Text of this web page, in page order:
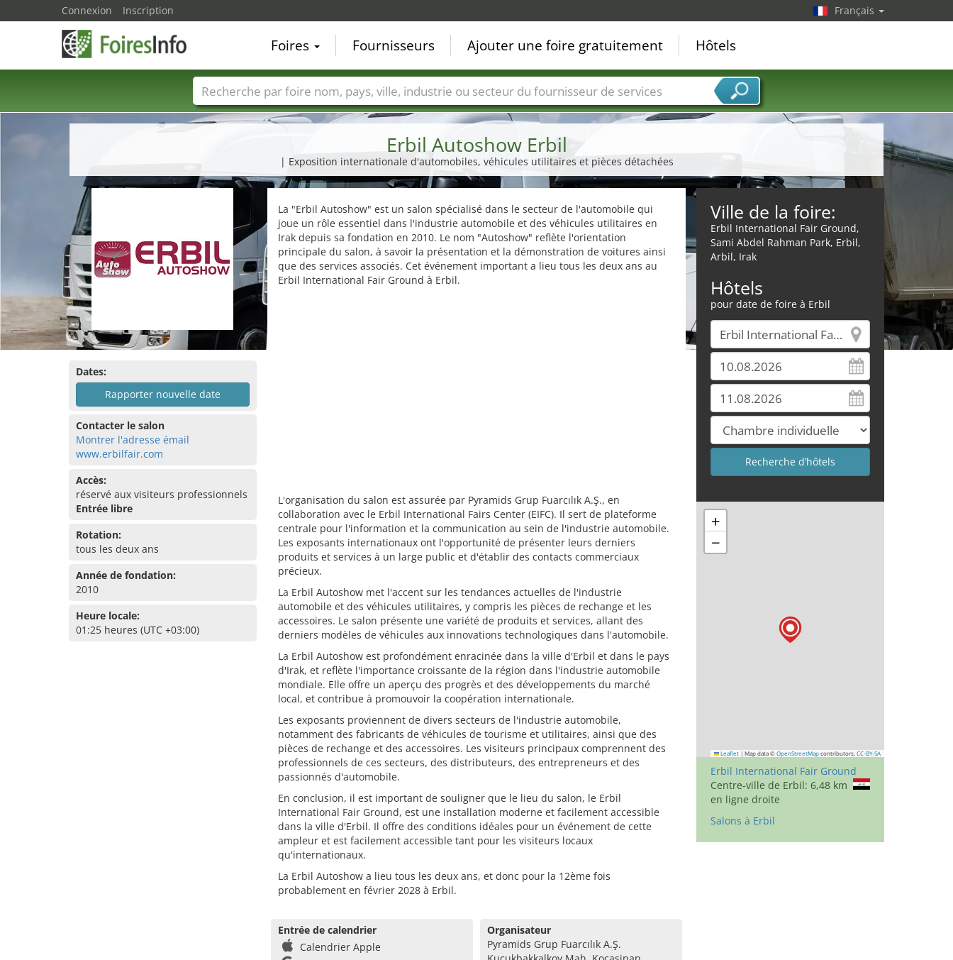
Erbil Autoshow Erbil
| Exposition internationale d'automobiles, véhicules utilitaires et pièces détachées
Dates:
Rapporter nouvelle date
Contacter le salon
Montrer l'adresse émail
www.erbilfair.com
Accès:
réservé aux visiteurs professionnels
Entrée libre
Rotation:
tous les deux ans
Année de fondation:
2010
Heure locale:
01:25 heures (UTC +03:00)
La "Erbil Autoshow" est un salon spécialisé dans le secteur de l'automobile qui
joue un rôle essentiel dans l'industrie automobile et des véhicules utilitaires en
Irak depuis sa fondation en 2010. Le nom "Autoshow" reflète l'orientation
principale du salon, à savoir la présentation et la démonstration de voitures ainsi
que des services associés. Cet événement important a lieu tous les deux ans au
Erbil International Fair Ground à Erbil.
L'organisation du salon est assurée par Pyramids Grup Fuarcılık A.Ş., en
collaboration avec le Erbil International Fairs Center (EIFC). Il sert de plateforme
centrale pour l'information et la communication au sein de l'industrie automobile.
Les exposants internationaux ont l'opportunité de présenter leurs derniers
produits et services à un large public et d'établir des contacts commerciaux
précieux.
La Erbil Autoshow met l'accent sur les tendances actuelles de l'industrie
automobile et des véhicules utilitaires, y compris les pièces de rechange et les
accessoires. Le salon présente une variété de produits et services, allant des
derniers modèles de véhicules aux innovations technologiques dans l'automobile.
La Erbil Autoshow est profondément enracinée dans la ville d'Erbil et dans le pays
d'Irak, et reflète l'importance croissante de la région dans l'industrie automobile
mondiale. Elle offre un aperçu des progrès et des développements du marché
local, et contribue à promouvoir la coopération internationale.
Les exposants proviennent de divers secteurs de l'industrie automobile,
notamment des fabricants de véhicules de tourisme et utilitaires, ainsi que des
pièces de rechange et des accessoires. Les visiteurs principaux comprennent des
professionnels de ces secteurs, des distributeurs, des entrepreneurs et des
passionnés d'automobile.
En conclusion, il est important de souligner que le lieu du salon, le Erbil
International Fair Ground, est une installation moderne et facilement accessible
dans la ville d'Erbil. Il offre des conditions idéales pour un événement de cette
ampleur et est facilement accessible tant pour les visiteurs locaux
qu'internationaux.
La Erbil Autoshow a lieu tous les deux ans, et donc pour la 12ème fois
probablement en février 2028 à Erbil.
Entrée de calendrier
Calendrier Apple
Organisateur
Pyramids Grup Fuarcılık A.Ş.
Ville de la foire:
Erbil International Fair Ground,
Sami Abdel Rahman Park, Erbil,
Arbil, Irak
Hôtels
pour date de foire à Erbil
+
−
Leaflet | Map data © OpenStreetMap contributors, CC-BY-SA
Erbil International Fair Ground
Centre-ville de Erbil: 6,48 km
en ligne droite
Salons à Erbil
Connexion Inscription Français
Foires Fournisseurs Ajouter une foire gratuitement Hôtels
Foire noms Pays Villes Secteurs de foire Secteurs du fournisseur de services